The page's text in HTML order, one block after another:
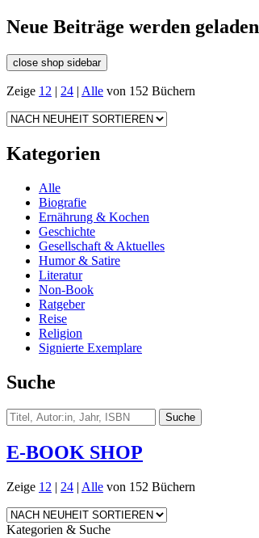
Neue Beiträge werden geladen
close shop sidebar
Zeige 12 | 24 | Alle von 152 Büchern
Kategorien
Alle
Biografie
Ernährung & Kochen
Geschichte
Gesellschaft & Aktuelles
Humor & Satire
Literatur
Non-Book
Ratgeber
Reise
Religion
Signierte Exemplare
Suche
E-BOOK SHOP
Zeige 12 | 24 | Alle von 152 Büchern
Kategorien & Suche